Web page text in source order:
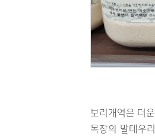
보리개역은 더
목장의 말테우